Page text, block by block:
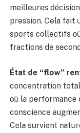
meilleures
pression. Cela fait
sports collectifs
fractions de
État de “flow”
concentration
où la performance
conscience
Cela survient